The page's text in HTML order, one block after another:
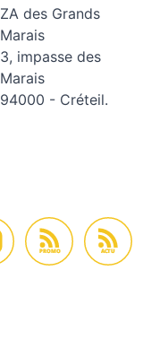
ZA des Grands
Marais
3, impasse des
Marais
94000 - Créteil.
PROMO ACTU